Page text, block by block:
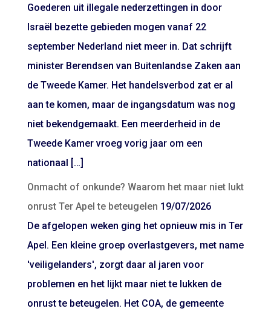
Goederen uit illegale nederzettingen in door
Israël bezette gebieden mogen vanaf 22
september Nederland niet meer in. Dat schrijft
minister Berendsen van Buitenlandse Zaken aan
de Tweede Kamer. Het handelsverbod zat er al
aan te komen, maar de ingangsdatum was nog
niet bekendgemaakt. Een meerderheid in de
Tweede Kamer vroeg vorig jaar om een
nationaal […]
Onmacht of onkunde? Waarom het maar niet lukt
onrust Ter Apel te beteugelen 19/07/2026
De afgelopen weken ging het opnieuw mis in Ter
Apel. Een kleine groep overlastgevers, met name
'veiligelanders', zorgt daar al jaren voor
problemen en het lijkt maar niet te lukken de
onrust te beteugelen. Het COA, de gemeente